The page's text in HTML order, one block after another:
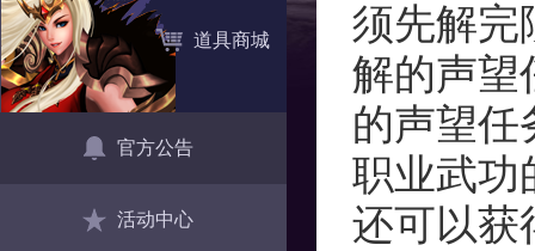
道具商城
官方公告
活动中心
须先解完
解的声望
的声望任
职业武功
还可以获